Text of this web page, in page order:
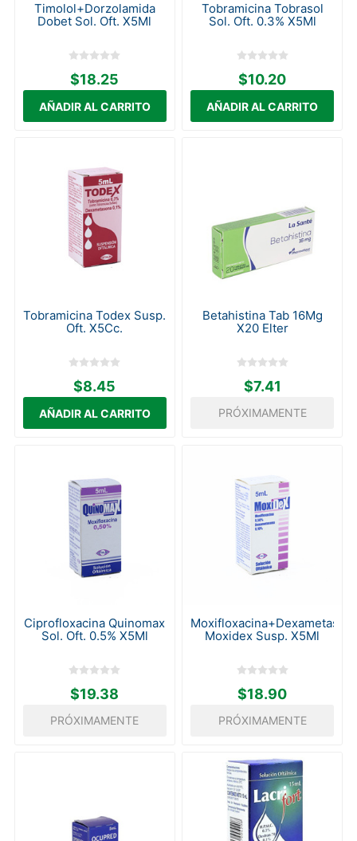
Timolol+Dorzolamida
Dobet Sol. Oft. X5Ml
$18.25
Tobramicina Tobrasol
Sol. Oft. 0.3% X5Ml
$10.20
Tobramicina Todex Susp.
Oft. X5Cc.
$8.45
Betahistina Tab 16Mg
X20 Elter
$7.41
PRÓXIMAMENTE
Ciprofloxacina Quinomax
Sol. Oft. 0.5% X5Ml
$19.38
PRÓXIMAMENTE
Moxidex Susp. X5Ml
$18.90
PRÓXIMAMENTE